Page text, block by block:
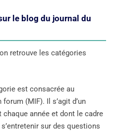
le blog du journal du
retrouve les catégories
est consacrée au
(MIF). Il s’agit d’un
année et dont le cadre
sur des questions